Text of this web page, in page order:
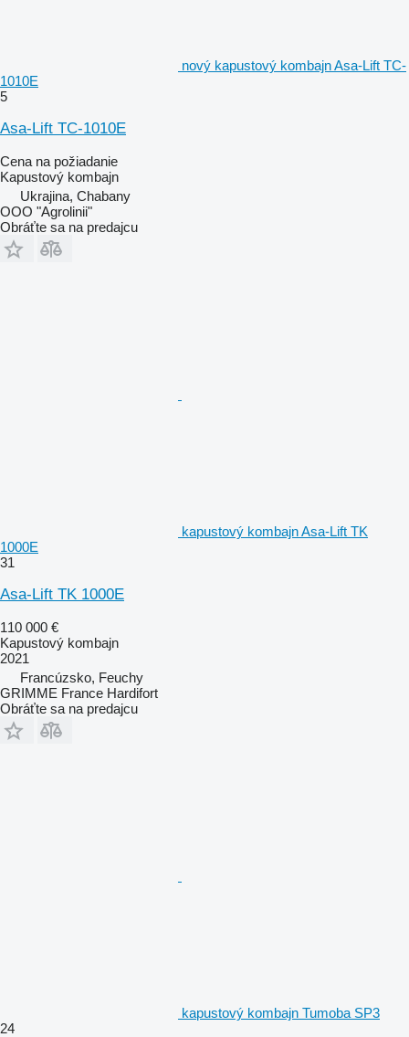
nový kapustový kombajn Asa-Lift TC-
1010E
5
Asa-Lift TC-1010E
Cena na požiadanie
Kapustový kombajn
Ukrajina, Chabany
OOO "Agrolinii"
Obráťte sa na predajcu
kapustový kombajn Asa-Lift TK
1000E
31
Asa-Lift TK 1000E
110 000 €
Kapustový kombajn
2021
Francúzsko, Feuchy
GRIMME France Hardifort
Obráťte sa na predajcu
kapustový kombajn Tumoba SP3
24